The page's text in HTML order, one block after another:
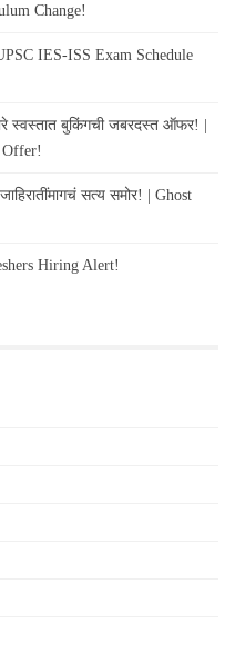
Change!
IES-ISS Exam Schedule
स्वस्तात बुकिंगची जबरदस्त ऑफर! |
Offer!
सत्य समोर! | Ghost
Hiring Alert!